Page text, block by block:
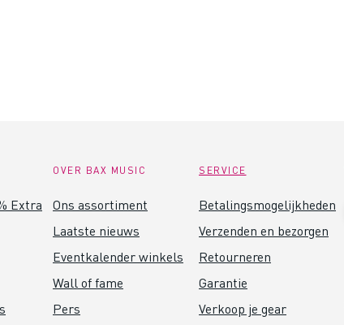
Extra
OVER BAX MUSIC
Ons assortiment
Laatste nieuws
Eventkalender winkels
Wall of fame
Pers
SERVICE
Betalingsmogelijkheden
Verzenden en bezorgen
Retourneren
Garantie
Verkoop je gear